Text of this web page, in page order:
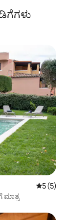
5 ರಲ್ಲಿ 5
5 (5)